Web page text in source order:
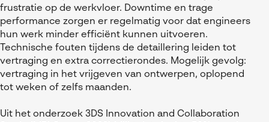
frustratie op de werkvloer. Downtime en trage
performance zorgen er regelmatig voor dat engineers
hun werk minder efficiënt kunnen uitvoeren.
Technische fouten tijdens de detaillering leiden tot
vertraging en extra correctierondes. Mogelijk gevolg:
vertraging in het vrijgeven van ontwerpen, oplopend
tot weken of zelfs maanden.
Uit het onderzoek 3DS Innovation and Collaboration